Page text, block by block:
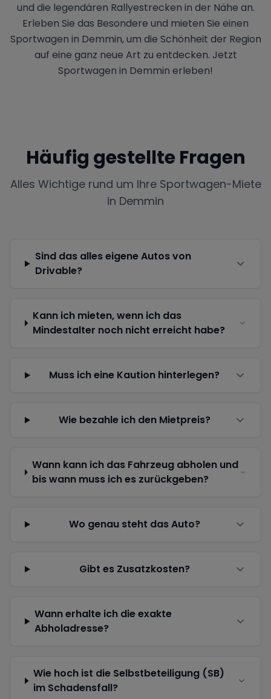
und die legendären Rallyestrecken in der Nähe an.
Erleben Sie das Besondere und mieten Sie einen
Sportwagen in Demmin, um die Schönheit der Region
auf eine ganz neue Art zu entdecken. Jetzt
Sportwagen in Demmin erleben!
Häufig gestellte Fragen
Alles Wichtige rund um Ihre Sportwagen-Miete
in Demmin
Sind das alles eigene Autos von
Drivable?
Kann ich mieten, wenn ich das
Mindestalter noch nicht erreicht habe?
Muss ich eine Kaution hinterlegen?
Wie bezahle ich den Mietpreis?
Wann kann ich das Fahrzeug abholen und
bis wann muss ich es zurückgeben?
Wo genau steht das Auto?
Gibt es Zusatzkosten?
Wann erhalte ich die exakte
Abholadresse?
Wie hoch ist die Selbstbeteiligung (SB)
im Schadensfall?